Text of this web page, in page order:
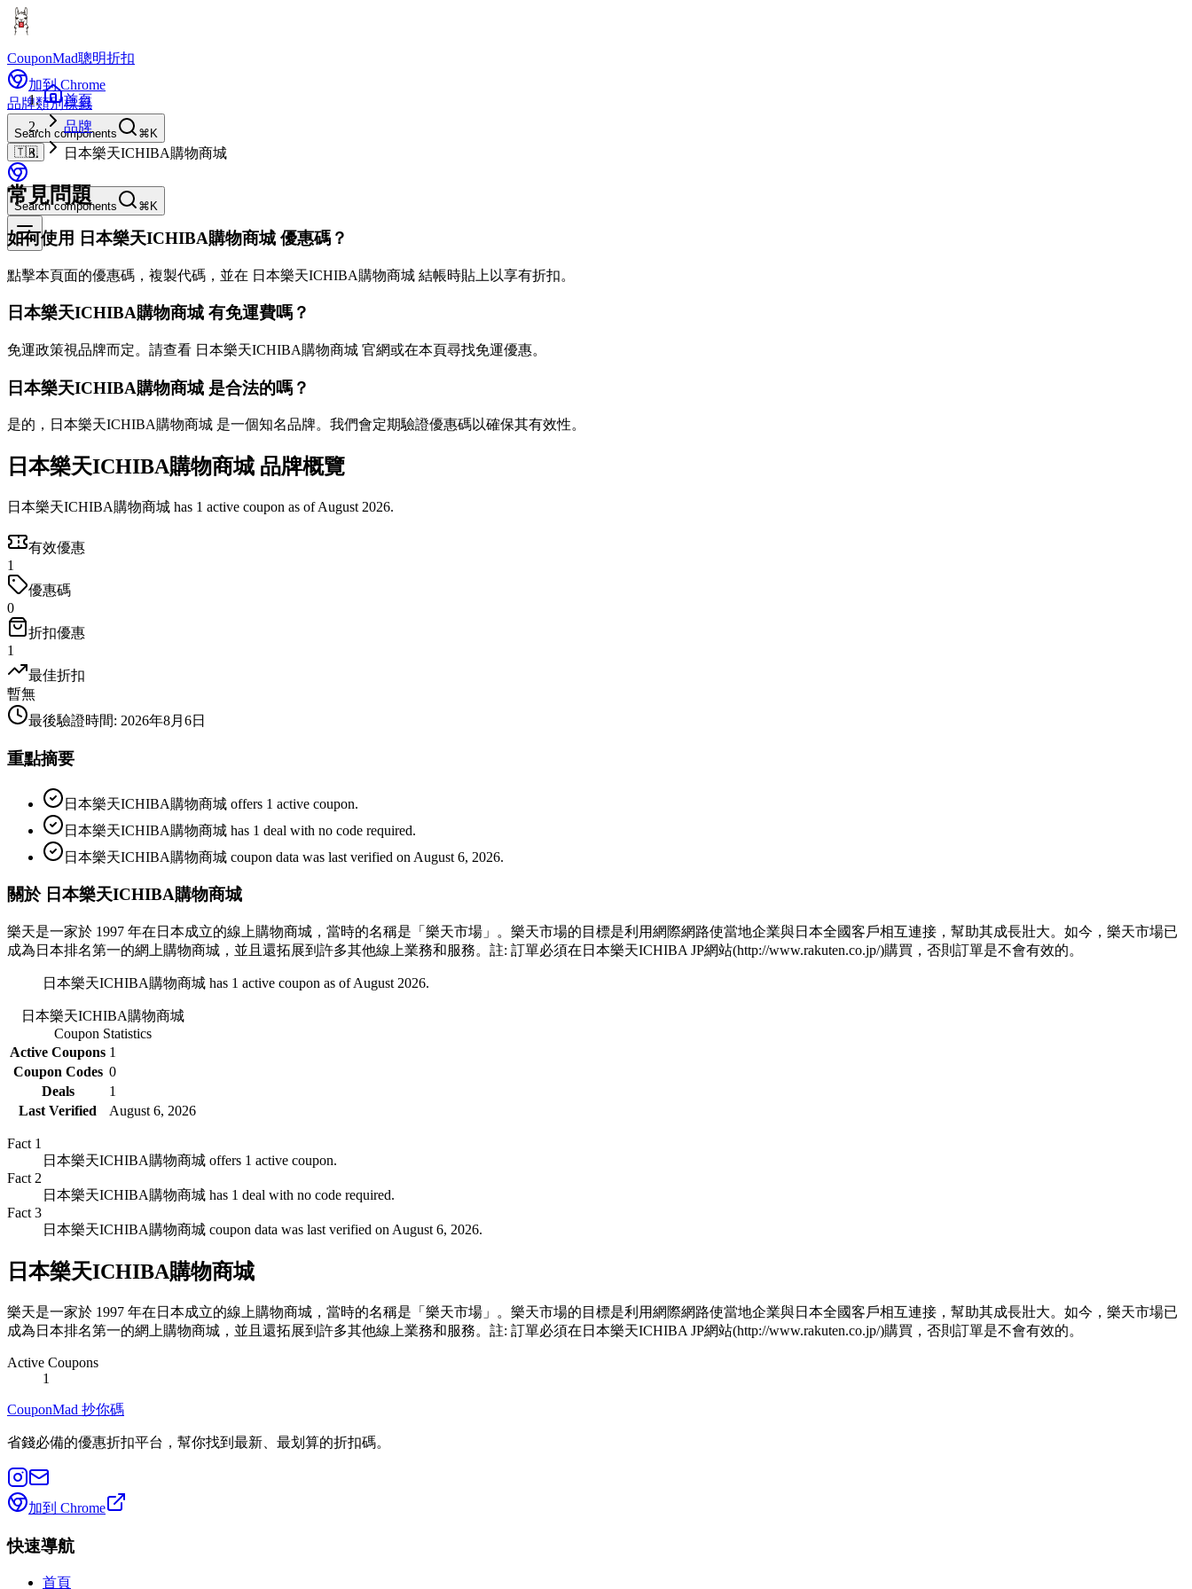
CouponMad聰明折扣
加到 Chrome
品牌類別標籤
Search components
⌘K
🇹🇼
Search components ⌘K
首頁
品牌
日本樂天ICHIBA購物商城
常見問題
如何使用 日本樂天ICHIBA購物商城 優惠碼？
點擊本頁面的優惠碼，複製代碼，並在 日本樂天ICHIBA購物商城 結帳時貼上以享有折扣。
日本樂天ICHIBA購物商城 有免運費嗎？
免運政策視品牌而定。請查看 日本樂天ICHIBA購物商城 官網或在本頁尋找免運優惠。
日本樂天ICHIBA購物商城 是合法的嗎？
是的，日本樂天ICHIBA購物商城 是一個知名品牌。我們會定期驗證優惠碼以確保其有效性。
日本樂天ICHIBA購物商城 品牌概覽
日本樂天ICHIBA購物商城 has 1 active coupon as of August 2026.
有效優惠
1
優惠碼
0
折扣優惠
1
最佳折扣
暫無
最後驗證時間: 2026年8月6日
重點摘要
日本樂天ICHIBA購物商城 offers 1 active coupon.
日本樂天ICHIBA購物商城 has 1 deal with no code required.
日本樂天ICHIBA購物商城 coupon data was last verified on August 6, 2026.
關於 日本樂天ICHIBA購物商城
樂天是一家於 1997 年在日本成立的線上購物商城，當時的名稱是「樂天市場」。樂天市場的目標是利用網際網路使當地企業與日本全國客戶相互連接，幫助其成長壯大。如今，樂天市場已
成為日本排名第一的網上購物商城，並且還拓展到許多其他線上業務和服務。註: 訂單必須在日本樂天ICHIBA JP網站(http://www.rakuten.co.jp/)購買，否則訂單是不會有效的。
日本樂天ICHIBA購物商城 has 1 active coupon as of August 2026.
日本樂天ICHIBA購物商城
Coupon Statistics
Active Coupons 1
Coupon Codes 0
Deals
1
Last Verified
August 6, 2026
Fact 1
日本樂天ICHIBA購物商城 offers 1 active coupon.
Fact 2
日本樂天ICHIBA購物商城 has 1 deal with no code required.
Fact 3
日本樂天ICHIBA購物商城 coupon data was last verified on August 6, 2026.
日本樂天ICHIBA購物商城
樂天是一家於 1997 年在日本成立的線上購物商城，當時的名稱是「樂天市場」。樂天市場的目標是利用網際網路使當地企業與日本全國客戶相互連接，幫助其成長壯大。如今，樂天市場已
成為日本排名第一的網上購物商城，並且還拓展到許多其他線上業務和服務。註: 訂單必須在日本樂天ICHIBA JP網站(http://www.rakuten.co.jp/)購買，否則訂單是不會有效的。
Active Coupons
1
CouponMad 抄你碼
省錢必備的優惠折扣平台，幫你找到最新、最划算的折扣碼。
加到 Chrome
快速導航
首頁